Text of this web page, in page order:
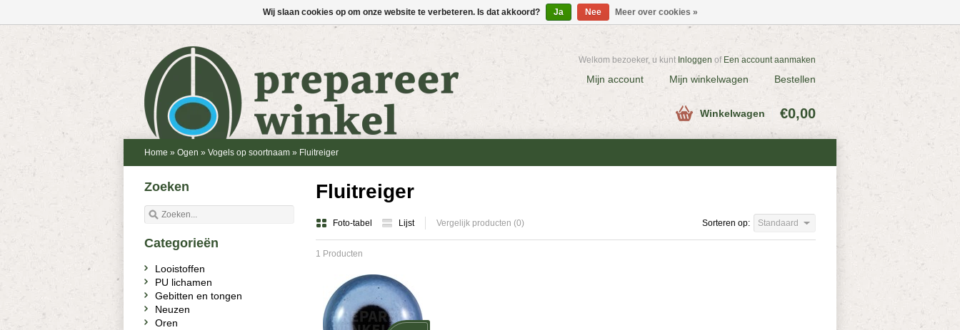
Welkom bezoeker, u kunt Inloggen of Een account aanmaken
Mijn account Mijn winkelwagen Bestellen
Winkelwagen €0,00
Home » Ogen » Vogels op soortnaam » Fluitreiger
Fluitreiger
Foto-tabel Lijst Vergelijk producten (0) Sorteren op: Standaard
1 Producten
Zoeken
Categorieën
Looistoffen
PU lichamen
Gebitten en tongen
Neuzen
Oren
Wij slaan cookies op om onze website te verbeteren. Is dat akkoord? Ja Nee Meer over cookies »